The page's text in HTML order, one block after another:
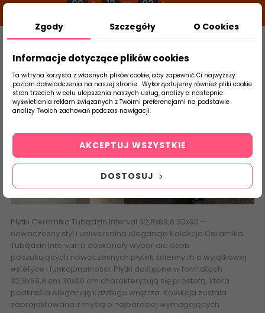
09 g 13 m 02 s
Szukaj
produktu
Strona Główna Płytki Łazienkowe
Interval
Płytki Ceramika Tubądzin Interval 32,8x89,8 30x90 –
nowoczesny styl i uniwersalna elegancja Kolekcja Ceramika
Tubądzin Interval to doskonały wybór dla osób
poszukujących nowoczesnych płytek ściennych o wyjątkowej
estetyce i funkcjonalności. Płytki dostępne w formatach
32,8x89,8 cm 30x90 cm charakteryzują się prostotą, która
podkreśla elegancję każdego wnętrza. Kolekcja została
zaprojektowana z myślą o najbardziej wymagających
Zgody Szczegóły O Cookies
Informacje dotyczące plików cookies
Ta witryna korzysta z własnych plików cookie, aby zapewnić Ci najwyższy
poziom doświadczenia na naszej stronie . Wykorzystujemy również pliki cookie
stron trzecich w celu ulepszenia naszych usług, analizy a nastepnie
wyświetlania reklam związanych z Twoimi preferencjami na podstawie
analizy Twoich zachowań podczas nawigacji.
DOSTOSUJ
AKCEPTUJ WSZYSTKIE